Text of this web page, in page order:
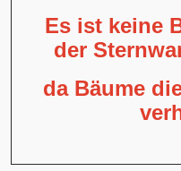
Es ist keine
der
da Bäume